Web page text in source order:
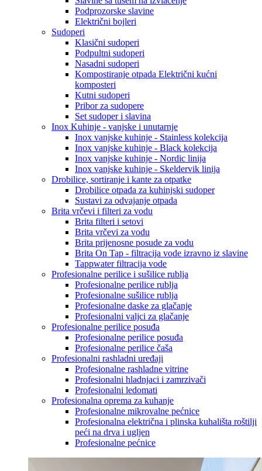
Podprozorske slavine
Električni bojleri
Sudoperi
Klasični sudoperi
Podpultni sudoperi
Nasadni sudoperi
Kompostiranje otpada Električni kućni
komposteri
Kutni sudoperi
Pribor za sudopere
Set sudoper i slavina
Inox Kuhinje - vanjske i unutarnje
Inox vanjske kuhinje - Stainless kolekcija
Inox vanjske kuhinje - Black kolekcija
Inox vanjske kuhinje - Nordic linija
Inox vanjske kuhinje - Skeldervik linija
Drobilice, sortiranje i kante za otpatke
Drobilice otpada za kuhinjski sudoper
Sustavi za odvajanje otpada
Brita vrčevi i filteri za vodu
Brita filteri i setovi
Brita vrčevi za vodu
Brita prijenosne posude za vodu
Brita On Tap - filtracija vode izravno iz slavine
Tappwater filtracija vode
Profesionalne perilice i sušilice rublja
Profesionalne perilice rublja
Profesionalne sušilice rublja
Profesionalne daske za glačanje
Profesionalni valjci za glačanje
Profesionalne perilice posuđa
Profesionalne perilice posuđa
Profesionalne perilice čaša
Profesionalni rashladni uređaji
Profesionalne rashladne vitrine
Profesionalni hladnjaci i zamrzivači
Profesionalni ledomati
Profesionalna oprema za kuhanje
Profesionalne mikrovalne pećnice
Profesionalna električna i plinska kuhališta roštilji
peći na drva i ugljen
Profesionalne pećnice